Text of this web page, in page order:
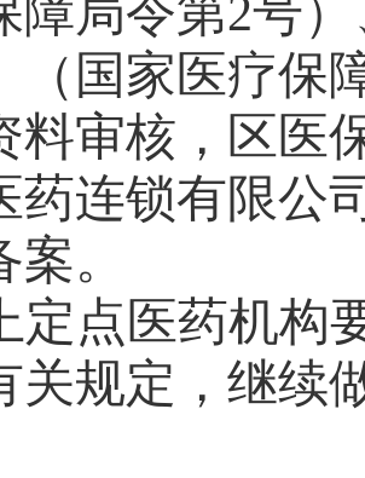
障局令第2号
（国家医疗保
料审核，区医
药连锁有限公
。
定点医药机构
关规定，继续